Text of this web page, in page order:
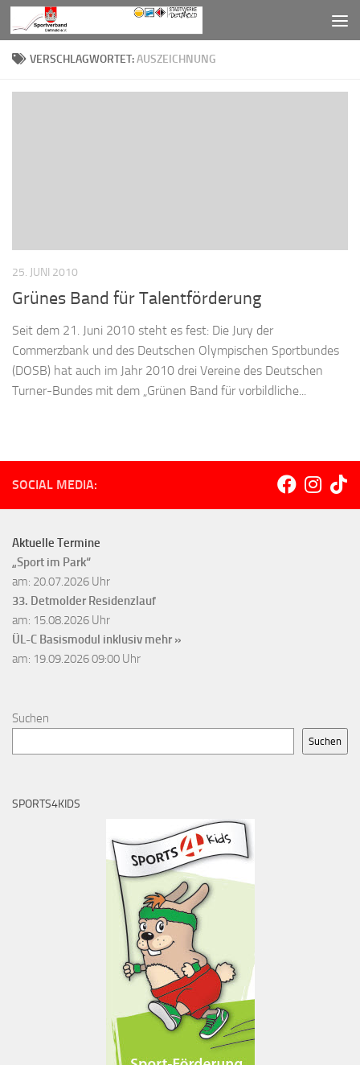
Zum Inhalt springen
VERSCHLAGWORTET:AUSZEICHNUNG
25. JUNI 2010
Grünes Band für Talentförderung
Seit dem 21. Juni 2010 steht es fest: Die Jury der
Commerzbank und des Deutschen Olympischen Sportbundes
(DOSB) hat auch im Jahr 2010 drei Vereine des Deutschen
Turner-Bundes mit dem „Grünen Band für vorbildliche...
SOCIAL MEDIA:
Aktuelle Termine
„Sport im Park“
am: 20.07.2026 Uhr
33. Detmolder Residenzlauf
am: 15.08.2026 Uhr
ÜL-C Basismodul inklusiv mehr »
am: 19.09.2026 09:00 Uhr
Suchen
Suchen
SPORTS4KIDS